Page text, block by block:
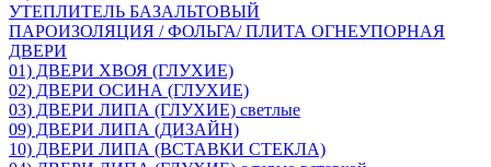
УТЕПЛИТЕЛЬ БАЗАЛЬТОВЫЙ
ПАРОИЗОЛЯЦИЯ / ФОЛЬГА/ ПЛИТА ОГНЕУПОРНАЯ
ДВЕРИ
01) ДВЕРИ ХВОЯ (ГЛУХИЕ)
02) ДВЕРИ ОСИНА (ГЛУХИЕ)
03) ДВЕРИ ЛИПА (ГЛУХИЕ) светлые
09) ДВЕРИ ЛИПА (ДИЗАЙН)
10) ДВЕРИ ЛИПА (ВСТАВКИ СТЕКЛА)